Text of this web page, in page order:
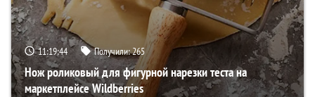
11:19:43 Получили:265
Нож роликовый для фигурной нарезки теста на
маркетплейсе Wildberries